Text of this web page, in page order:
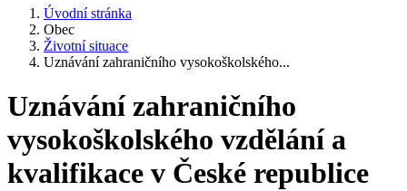
Úvodní stránka
Obec
Životní situace
Uznávání zahraničního vysokoškolského...
Uznávání zahraničního
vysokoškolského vzdělání a
kvalifikace v České republice